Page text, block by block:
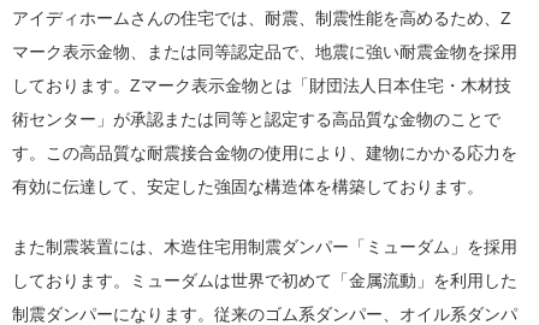
アイディホームさんの住宅では、耐震、制震性能を高めるため、Z
マーク表示金物、または同等認定品で、地震に強い耐震金物を採用
しております。Zマーク表示金物とは「財団法人日本住宅・木材技
術センター」が承認または同等と認定する高品質な金物のことで
す。この高品質な耐震接合金物の使用により、建物にかかる応力を
有効に伝達して、安定した強固な構造体を構築しております。
また制震装置には、木造住宅用制震ダンパー「ミューダム」を採用
しております。ミューダムは世界で初めて「金属流動」を利用した
制震ダンパーになります。従来のゴム系ダンパー、オイル系ダンパ